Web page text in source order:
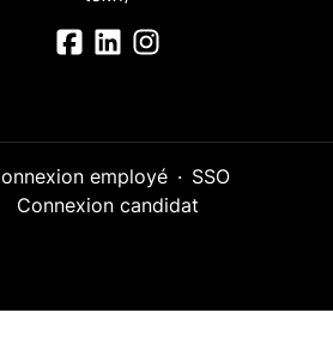
employé · SSO
Connexion candidat